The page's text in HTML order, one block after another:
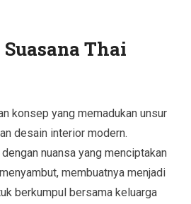
Thai
konsep yang memadukan unsur
desain interior modern.
nuansa yang menciptakan
membuatnya menjadi
berkumpul bersama keluarga